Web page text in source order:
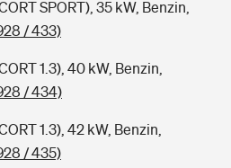
SPORT), 35 kW, Benzin,
/ 433)
1.3), 40 kW, Benzin,
/ 434)
1.3), 42 kW, Benzin,
/ 435)